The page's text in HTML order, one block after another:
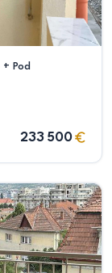
Pod
233 500